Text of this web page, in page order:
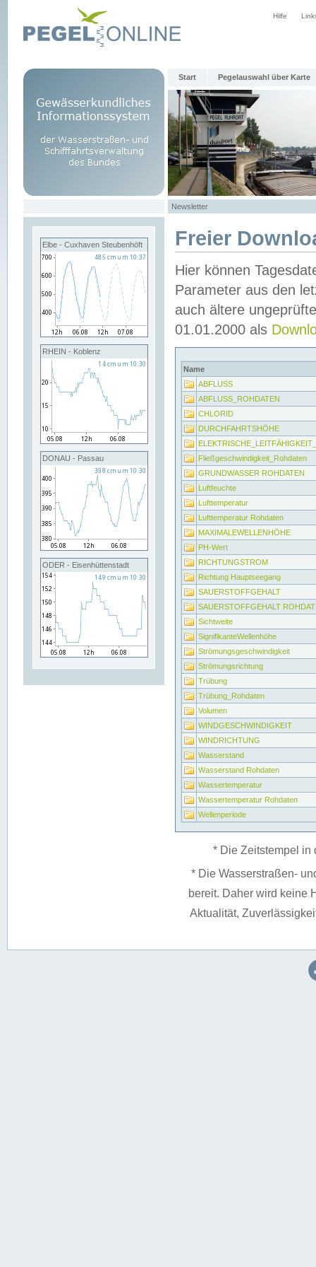
Hilfe
Start Pegelauswahl über Karte
Newsletter
Elbe - Cuxhaven Steubenhöft
RHEIN - Koblenz
DONAU - Passau
ODER - Eisenhüttenstadt
Freier
Hier können
Parameter aus den
auch ältere
01.01.2000 als
Name
ABFLUSS
ABFLUSS_ROHDATEN
CHLORID
DURCHFAHRTSHÖHE
Fließgeschwindigkeit_Rohdaten
GRUNDWASSER ROHDATEN
Luftfeuchte
Lufttemperatur
Lufttemperatur Rohdaten
MAXIMALEWELLENHÖHE
PH-Wert
RICHTUNGSTROM
Richtung Hauptseegang
SAUERSTOFFGEHALT
SAUERSTOFFGEHALT
Sichtweite
SignifikanteWellenhöhe
Strömungsgeschwindigkeit
Strömungsrichtung
Trübung
Trübung_Rohdaten
Volumen
WINDGESCHWINDIGKEIT
WINDRICHTUNG
Wasserstand
Wasserstand Rohdaten
Wassertemperatur
Wassertemperatur Rohdaten
Wellenperiode
* Die Zeitstempel in
* Die Wasserstraßen-
bereit. Daher wird keine
Aktualität,